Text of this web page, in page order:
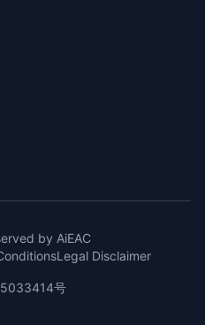
by AiEAC
Legal Disclaimer
号